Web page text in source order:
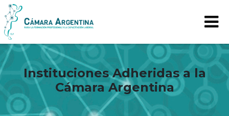
Instituciones Adheridas a la
Cámara Argentina